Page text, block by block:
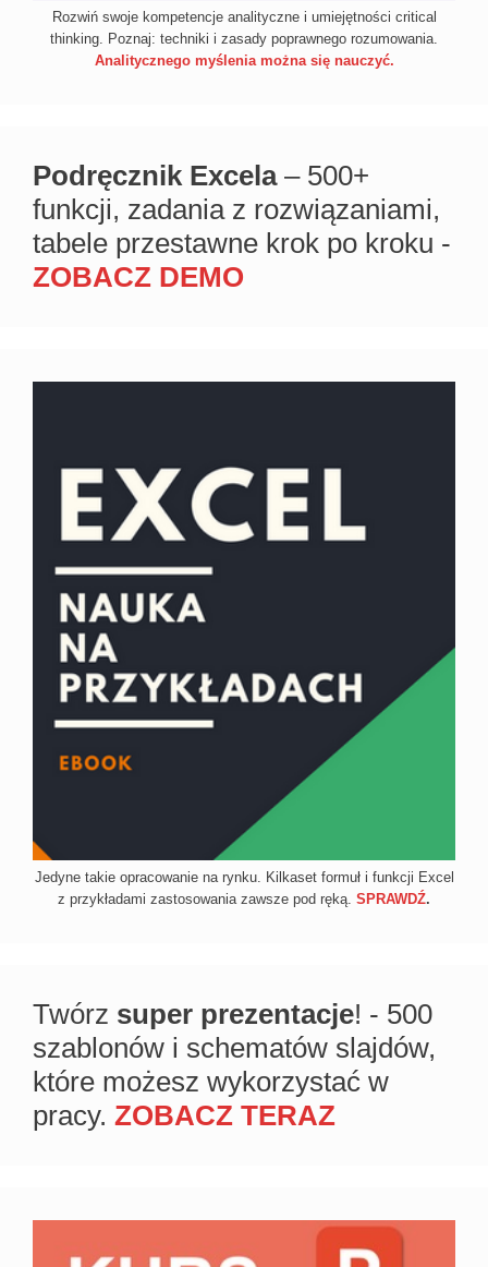
Rozwiń swoje kompetencje analityczne i umiejętności critical
thinking. Poznaj: techniki i zasady poprawnego rozumowania.
Analitycznego myślenia można się nauczyć.
Podręcznik Excela– 500+
funkcji, zadania z rozwiązaniami,
tabele przestawne krok po kroku -
ZOBACZ DEMO
Jedyne takie opracowanie na rynku. Kilkaset formuł i funkcji Excel
z przykładami zastosowania zawsze pod ręką. SPRAWDŹ.
Twórz super prezentacje! - 500
szablonów i schematów slajdów,
które możesz wykorzystać w
pracy. ZOBACZ TERAZ